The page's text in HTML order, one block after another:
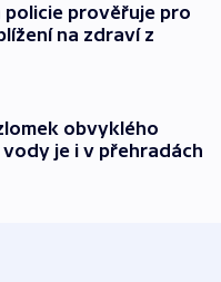
policie prověřuje pro
na zdraví z
obvyklého
je i v přehradách